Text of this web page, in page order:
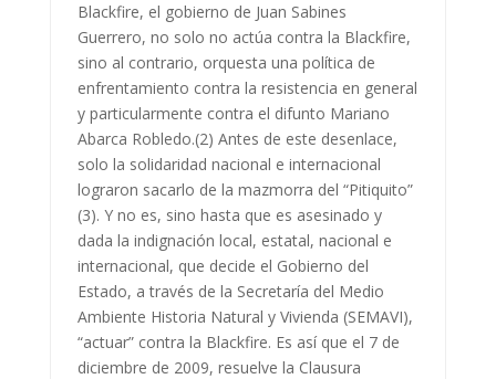
Blackfire, el gobierno de Juan Sabines
Guerrero, no solo no actúa contra la Blackfire,
sino al contrario, orquesta una política de
enfrentamiento contra la resistencia en general
y particularmente contra el difunto Mariano
Abarca Robledo.(2) Antes de este desenlace,
solo la solidaridad nacional e internacional
lograron sacarlo de la mazmorra del “Pitiquito”
(3). Y no es, sino hasta que es asesinado y
dada la indignación local, estatal, nacional e
internacional, que decide el Gobierno del
Estado, a través de la Secretaría del Medio
Ambiente Historia Natural y Vivienda (SEMAVI),
“actuar” contra la Blackfire. Es así que el 7 de
diciembre de 2009, resuelve la Clausura